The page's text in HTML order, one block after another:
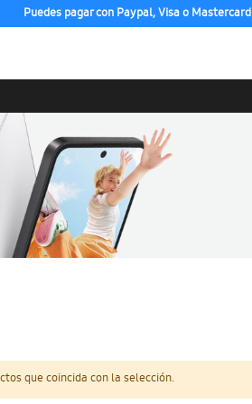
Puedes pagar con Paypal, Visa o Mastercard
que coincida con la selección.